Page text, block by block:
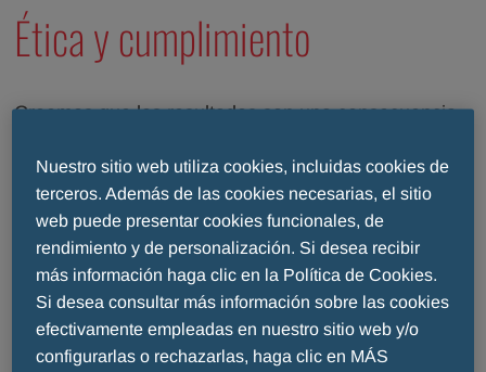
Ética y cumplimiento
Creemos que los resultados son una consecuencia
motivo, hemos creado un entorno extremadamente
ético, altamente profesional y orientado a los
resultados, en el que cada éxito impulsa el negocio y
es reconocido, celebrado y recompensado. Desde la
investigación y el desarrollo hasta la fabricación y la
comercialización de productos farmacéuticos y
dispositivos médicos, A. Menarini GmbH se esfuerza
Nuestro sitio web utiliza cookies, incluidas cookies de
terceros. Además de las cookies necesarias, el sitio
web puede presentar cookies funcionales, de
rendimiento y de personalización. Si desea recibir
más información haga clic en la Política de Cookies.
Si desea consultar más información sobre las cookies
efectivamente empleadas en nuestro sitio web y/o
configurarlas o rechazarlas, haga clic en MÁS